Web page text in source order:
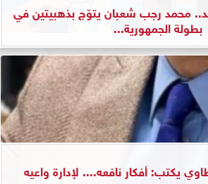
محمد رجب شعبان يتوّج بذهبيتين في
بطولة الجمهورية...
يكتب: أفكار نافعه.... لإدارة واعيه